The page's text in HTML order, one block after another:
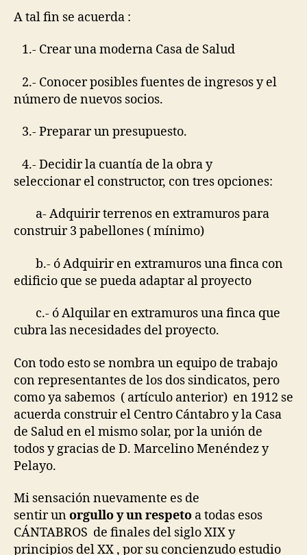
A tal fin se acuerda :
1.- Crear una moderna Casa de Salud
2.- Conocer posibles fuentes de ingresos y el
número de nuevos socios.
3.- Preparar un presupuesto.
4.- Decidir la cuantía de la obra y
seleccionar el constructor, con tres opciones:
a- Adquirir terrenos en extramuros para
construir 3 pabellones ( mínimo)
b.- ó Adquirir en extramuros una finca con
edificio que se pueda adaptar al proyecto
c.- ó Alquilar en extramuros una finca que
cubra las necesidades del proyecto.
Con todo esto se nombra un equipo de trabajo
con representantes de los dos sindicatos, pero
como ya sabemos ( artículo anterior) en 1912 se
acuerda construir el Centro Cántabro y la Casa
de Salud en el mismo solar, por la unión de
todos y gracias de D. Marcelino Menéndez y
Pelayo.
Mi sensación nuevamente es de
sentir unorgullo y un respeto a todas esos
CÁNTABROS de finales del siglo XIX y
principios del XX , por su concienzudo estudio